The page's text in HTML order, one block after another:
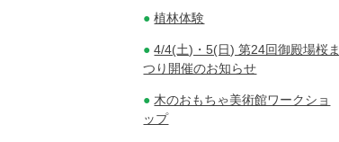
植林体験
4/4(土)・5(日) 第24回御殿場桜ま
つり開催のお知らせ
木のおもちゃ美術館ワークショ
ップ